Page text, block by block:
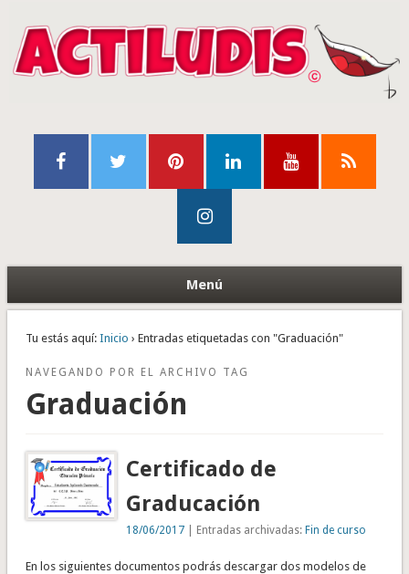
Menú
Tu estás aquí: Inicio › Entradas etiquetadas con "Graduación"
NAVEGANDO POR EL ARCHIVO TAG
Graduación
Certificado de
Graducación
18/06/2017 | Entradas archivadas:Fin de curso
En los siguientes documentos podrás descargar dos modelos de